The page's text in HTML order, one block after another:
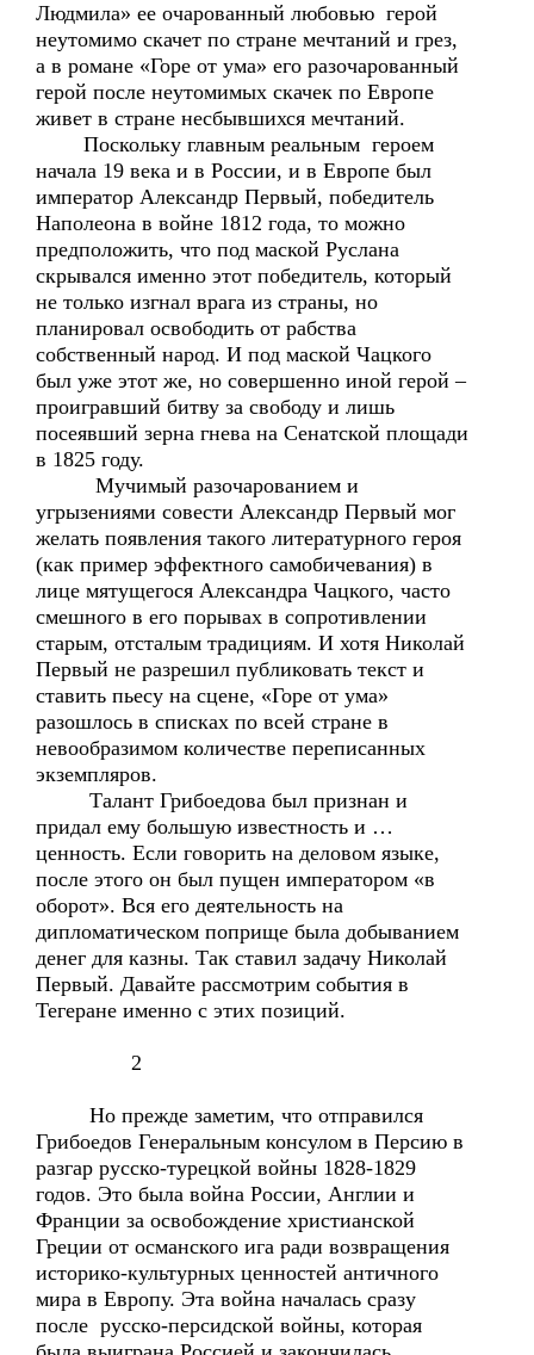
Людмила» ее очарованный любовью герой
неутомимо скачет по стране мечтаний и грез,
а в романе «Горе от ума» его разочарованный
герой после неутомимых скачек по Европе
живет в стране несбывшихся мечтаний.
Поскольку главным реальным героем
начала 19 века и в России, и в Европе был
император Александр Первый, победитель
Наполеона в войне 1812 года, то можно
предположить, что под маской Руслана
скрывался именно этот победитель, который
не только изгнал врага из страны, но
планировал освободить от рабства
собственный народ. И под маской Чацкого
был уже этот же, но совершенно иной герой –
проигравший битву за свободу и лишь
посеявший зерна гнева на Сенатской площади
в 1825 году.
Мучимый разочарованием и
угрызениями совести Александр Первый мог
желать появления такого литературного героя
(как пример эффектного самобичевания) в
лице мятущегося Александра Чацкого, часто
смешного в его порывах в сопротивлении
старым, отсталым традициям. И хотя Николай
Первый не разрешил публиковать текст и
ставить пьесу на сцене, «Горе от ума»
разошлось в списках по всей стране в
невообразимом количестве переписанных
экземпляров.
Талант Грибоедова был признан и
придал ему большую известность и …
ценность. Если говорить на деловом языке,
после этого он был пущен императором «в
оборот». Вся его деятельность на
дипломатическом поприще была добыванием
денег для казны. Так ставил задачу Николай
Первый. Давайте рассмотрим события в
Тегеране именно с этих позиций.
2
Но прежде заметим, что отправился
Грибоедов Генеральным консулом в Персию в
разгар русско-турецкой войны 1828-1829
годов. Это была война России, Англии и
Франции за освобождение христианской
Греции от османского ига ради возвращения
историко-культурных ценностей античного
мира в Европу. Эта война началась сразу
после русско-персидской войны, которая